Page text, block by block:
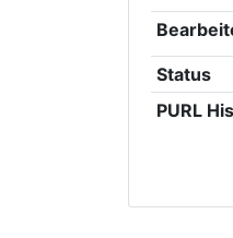
Status
PURL